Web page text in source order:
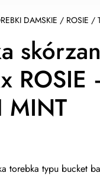
DAMSKIE / ROSIE /
ROSIE
MINT
torebka typu bucket